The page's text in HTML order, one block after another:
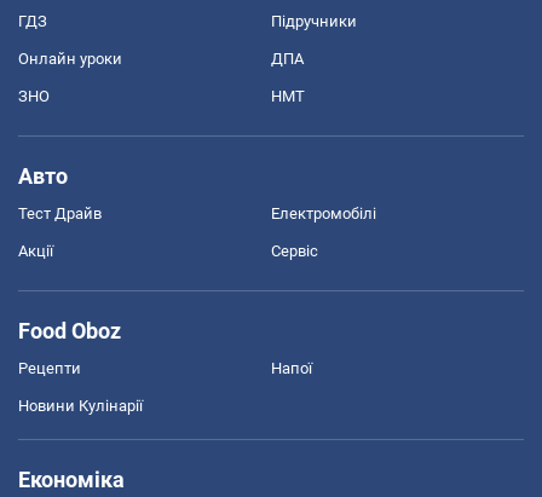
ГДЗ Підручники
Онлайн уроки ДПА
ЗНО НМТ
Авто
Тест Драйв Електромобілі
Акції Сервіс
Food Oboz
Рецепти Напої
Новини Кулінарії
Економіка